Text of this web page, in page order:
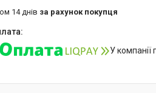
14 днів за рахунок покупця
У компанії